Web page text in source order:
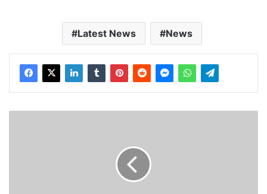
Latest News News